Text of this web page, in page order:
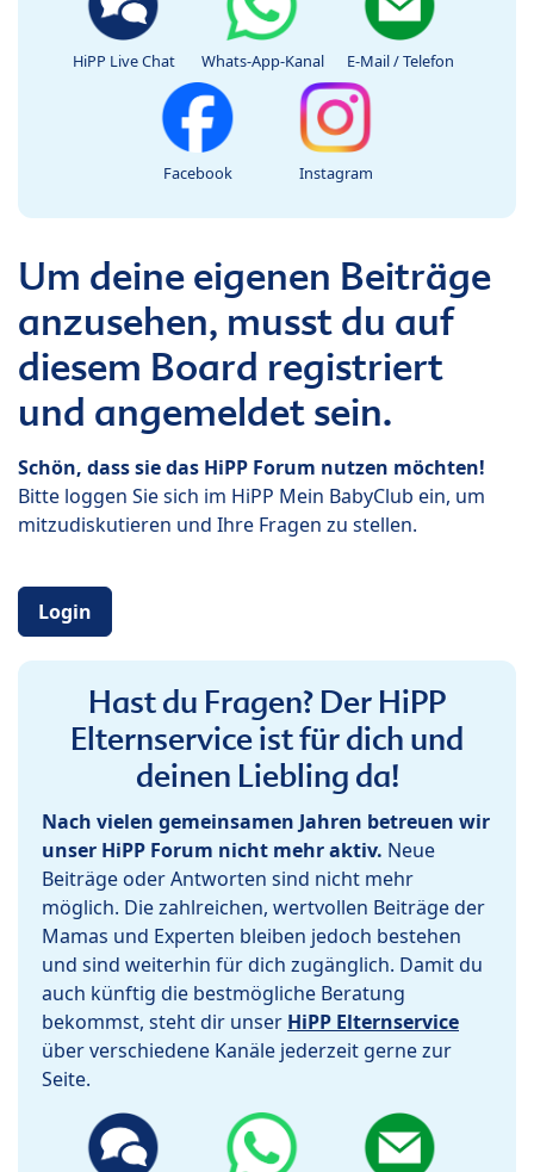
HiPP Live Chat Whats-App-Kanal E-Mail / Telefon
Facebook Instagram
Um deine eigenen Beiträge
anzusehen, musst du auf
diesem Board registriert
und angemeldet sein.
Schön, dass sie das HiPP Forum nutzen möchten!
Bitte loggen Sie sich im HiPP Mein BabyClub ein, um
mitzudiskutieren und Ihre Fragen zu stellen.
Login
Hast du Fragen? Der HiPP
Elternservice ist für dich und
deinen Liebling da!
Nach vielen gemeinsamen Jahren betreuen wir
unser HiPP Forum nicht mehr aktiv. Neue
Beiträge oder Antworten sind nicht mehr
möglich. Die zahlreichen, wertvollen Beiträge der
Mamas und Experten bleiben jedoch bestehen
und sind weiterhin für dich zugänglich. Damit du
auch künftig die bestmögliche Beratung
bekommst, steht dir unser HiPP Elternservice
über verschiedene Kanäle jederzeit gerne zur
Seite.